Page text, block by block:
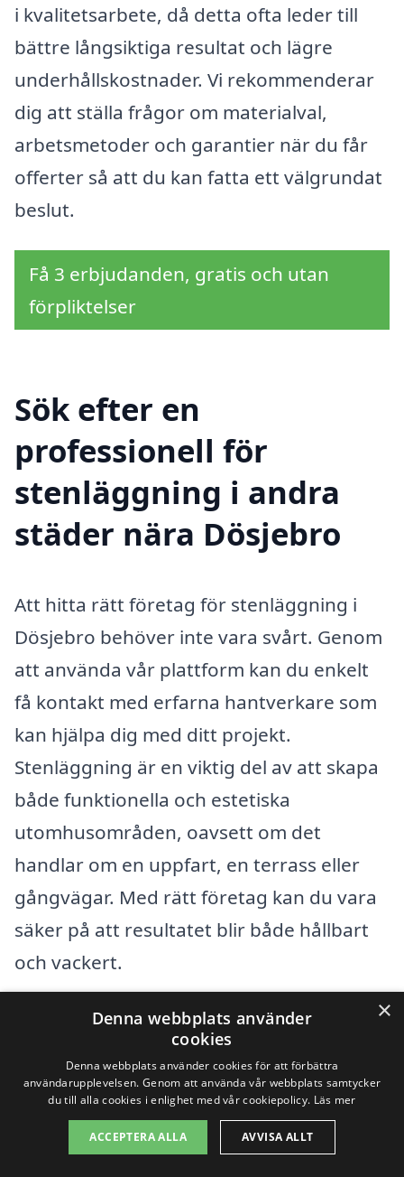
i kvalitetsarbete, då detta ofta leder till
bättre långsiktiga resultat och lägre
underhållskostnader. Vi rekommenderar
dig att ställa frågor om materialval,
arbetsmetoder och garantier när du får
offerter så att du kan fatta ett välgrundat
beslut.
Få 3 erbjudanden, gratis och utan
förpliktelser
Sök efter en
professionell för
stenläggning i andra
städer nära Dösjebro
Att hitta rätt företag för stenläggning i
Dösjebro behöver inte vara svårt. Genom
att använda vår plattform kan du enkelt
få kontakt med erfarna hantverkare som
kan hjälpa dig med ditt projekt.
Stenläggning är en viktig del av att skapa
både funktionella och estetiska
utomhusområden, oavsett om det
handlar om en uppfart, en terrass eller
gångvägar. Med rätt företag kan du vara
säker på att resultatet blir både hållbart
och vackert.
För att hjälpa dig ytterligare, kika gärna
på alternativa städer runt Dösjebro där
du också kan hitta professionell hjälp för
stenläggning. Några av de närliggande
städerna inkluderar:
×
Denna webbplats använder
cookies
Denna webbplats använder cookies för att förbättra
användarupplevelsen. Genom att använda vår webbplats samtycker
du till alla cookies i enlighet med vår cookiepolicy. Läs mer
ACCEPTERA ALLA AVVISA ALLT